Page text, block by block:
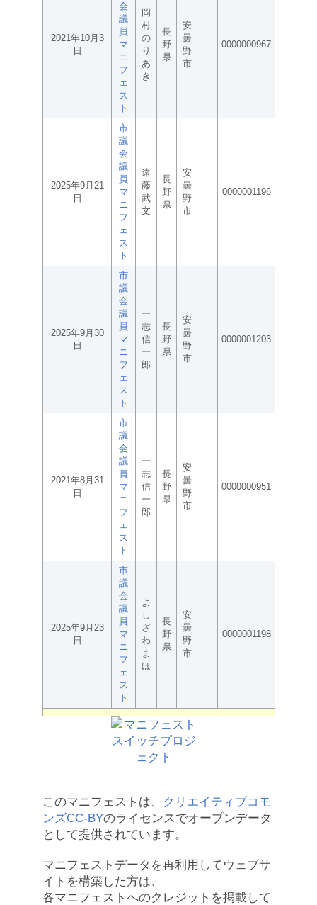
2021年10月3
日
会
議
員
マ
ニ
フ
ェ
ス
ト
岡
村
の
り
あ
き
長
野
県
安
曇
野
市
0000000967
2025年9月21
日
市
議
会
議
員
マ
ニ
フ
ェ
ス
ト
遠
藤
武
文
長
野
県
安
曇
野
市
0000001196
2025年9月30
日
市
議
会
議
員
マ
ニ
フ
ェ
ス
ト
一
志
信
一
郎
長
野
県
安
曇
野
市
0000001203
2021年8月31
日
市
議
会
議
員
マ
ニ
フ
ェ
ス
ト
一
志
信
一
郎
長
野
県
安
曇
野
市
0000000951
2025年9月23
日
市
議
会
議
員
マ
ニ
フ
ェ
ス
ト
よ
し
ざ
わ
ま
ほ
長
野
県
安
曇
野
市
0000001198
このマニフェストは、
クリエイティブコモ
ンズCC-BYのライセンスでオープンデータ
として提供されています。
マニフェストデータを再利用してウェブサ
イトを構築した方は、
各マニフェストへのクレジットを掲載して